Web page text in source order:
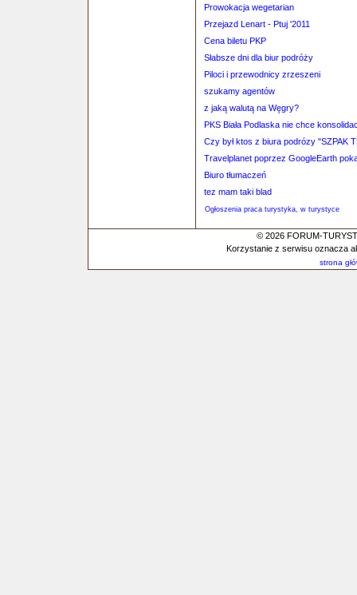
Prowokacja wegetarian
Przejazd Lenart - Ptuj '2011
Cena biletu PKP
Słabsze dni dla biur podróży
Piloci i przewodnicy zrzeszeni
szukamy agentów
z jaką walutą na Węgry?
PKS Biała Podlaska nie chce
Czy był ktos z biura podrózy "SZPAK
Travelplanet poprzez GoogleEarth
Biuro tłumaczeń
tez mam taki blad
Ogłoszenia praca turystyka, w turystyce
© 2026 FORUM-
Korzystanie z serwisu oznacza
strona